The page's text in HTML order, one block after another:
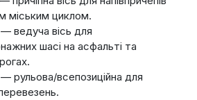
міським циклом.
ведуча вісь для
шасі на асфальті та
рульова/всепозиційна для